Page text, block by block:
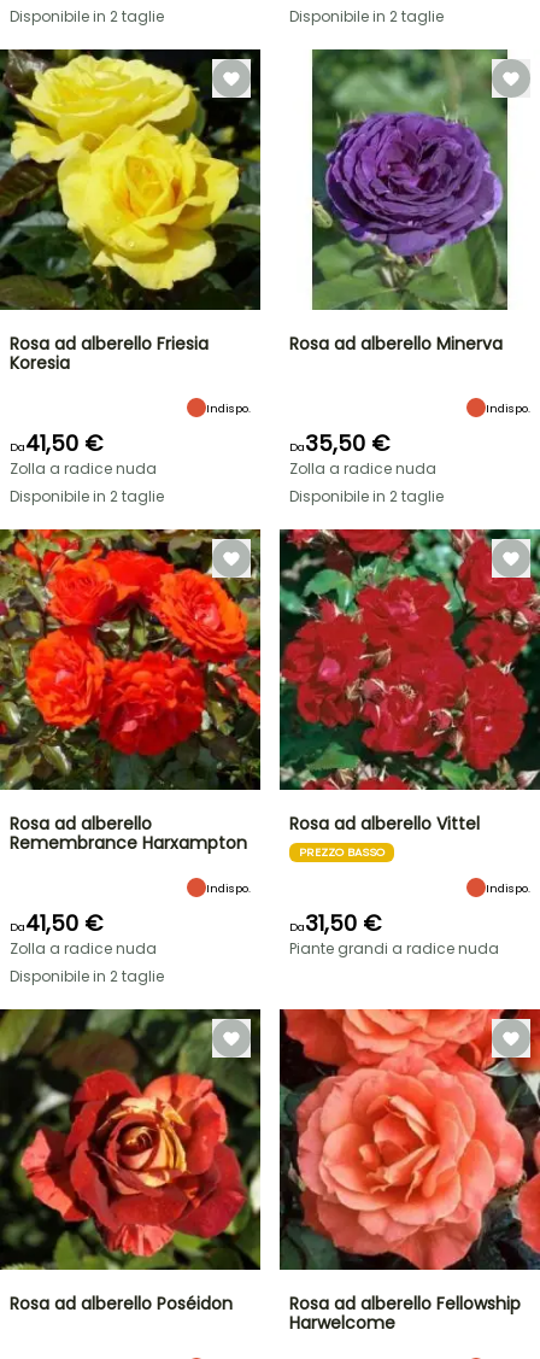
Disponibile in 2 taglie
Disponibile in 2 taglie
Rosa ad alberello Friesia
Koresia
Indispo.
Da41,50 €
Zolla a radice nuda
Disponibile in 2 taglie
Rosa ad alberello Minerva
Indispo.
Da35,50 €
Zolla a radice nuda
Disponibile in 2 taglie
Rosa ad alberello
Remembrance Harxampton
Indispo.
Da41,50 €
Zolla a radice nuda
Disponibile in 2 taglie
Rosa ad alberello Vittel
PREZZO BASSO
Indispo.
Da31,50 €
Piante grandi a radice nuda
Rosa ad alberello Poséidon
Rosa ad alberello Fellowship
Harwelcome